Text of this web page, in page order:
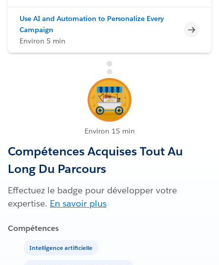
Use AI and Automation to Personalize Every
Campaign
Environ 5 min
Environ 15 min
Compétences Acquises Tout Au
Long Du Parcours
Effectuez le badge pour développer votre
expertise. En savoir plus
Compétences
Intelligence artificielle